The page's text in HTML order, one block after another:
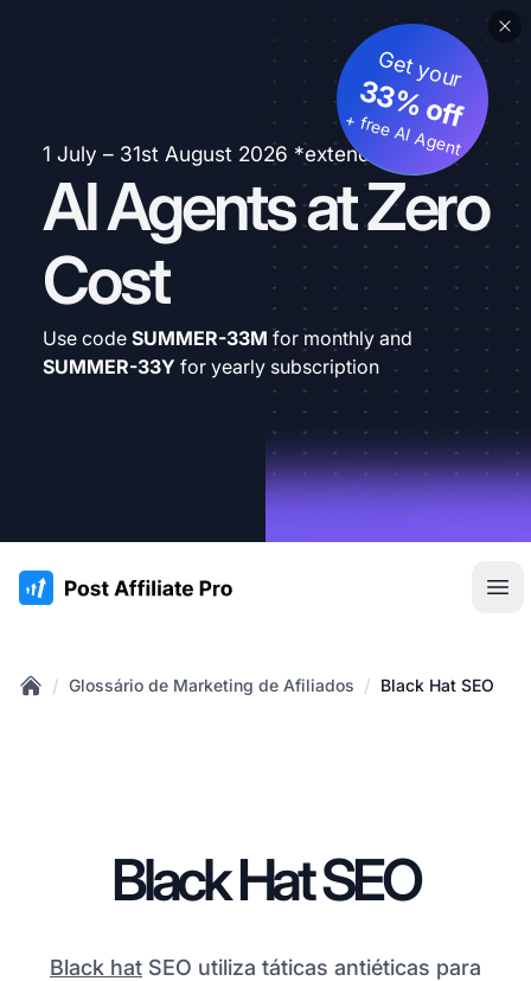
1 July – 31st August 2026 *extended
AI Agents at Zero
Cost
Get your
33% off
+ free AI Agent
Use code SUMMER-33M for monthly and
SUMMER-33Y for yearly subscription
:site.title
/ Glossário de Marketing de Afiliados / Black Hat SEO
Black Hat SEO
Black hat SEO utiliza táticas antiéticas para